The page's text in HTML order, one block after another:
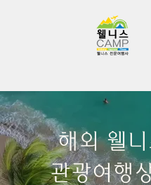
해외 웰니
관광여행